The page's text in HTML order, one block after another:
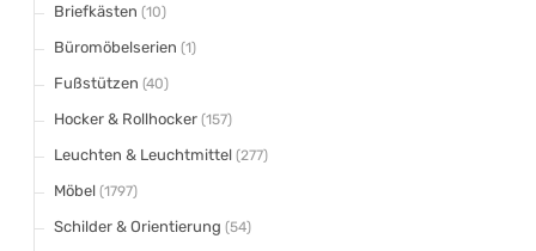
Briefkästen (10)
Büromöbelserien (1)
Fußstützen (40)
Hocker & Rollhocker (157)
Leuchten & Leuchtmittel (277)
Möbel (1797)
Schilder & Orientierung (54)